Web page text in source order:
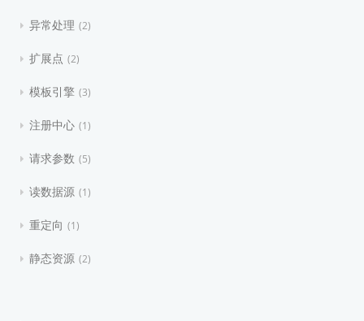
异常处理 2
扩展点 2
模板引擎 3
注册中心 1
请求参数 5
读数据源 1
重定向 1
静态资源 2